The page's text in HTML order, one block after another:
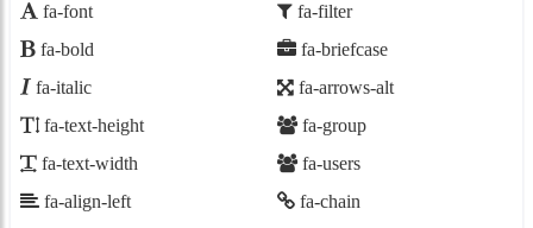
fa-font
fa-bold
fa-italic
fa-text-height
fa-text-width
fa-align-left
fa-filter
fa-briefcase
fa-arrows-alt
fa-group
fa-users
fa-chain